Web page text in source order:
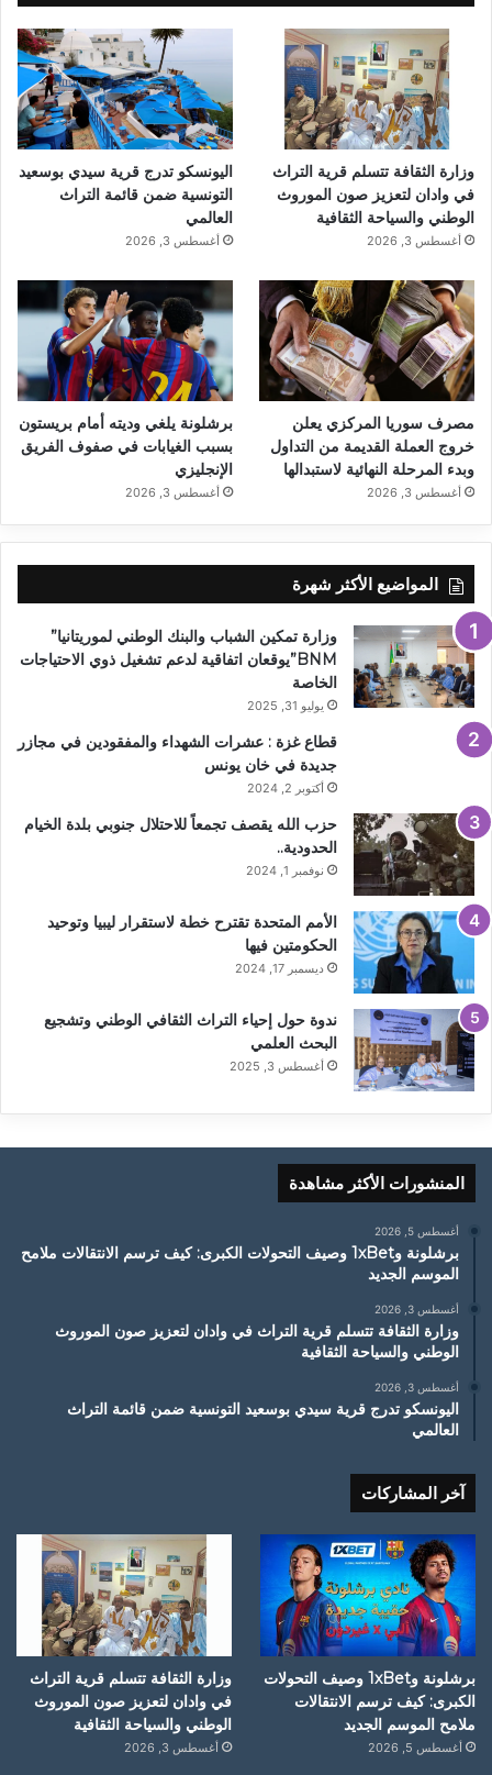
وزارة الثقافة تتسلم قرية التراث
في وادان لتعزيز صون الموروث
الوطني والسياحة الثقافية
أغسطس 3, 2026
اليونسكو تدرج قرية سيدي بوسعيد
التونسية ضمن قائمة التراث
العالمي
أغسطس 3, 2026
مصرف سوريا المركزي يعلن
خروج العملة القديمة من التداول
وبدء المرحلة النهائية لاستبدالها
أغسطس 3, 2026
برشلونة يلغي وديته أمام بريستون
بسبب الغيابات في صفوف الفريق
الإنجليزي
أغسطس 3, 2026
المواضيع الأكثر شهرة
وزارة تمكين الشباب والبنك الوطني لموريتانيا”
BNM”يوقعان اتفاقية لدعم تشغيل ذوي الاحتياجات
الخاصة
يوليو 31, 2025
قطاع غزة : عشرات الشهداء والمفقودين في مجازر
جديدة في خان يونس
أكتوبر 2, 2024
حزب الله يقصف تجمعاً للاحتلال جنوبي بلدة الخيام
الحدودية..
نوفمبر 1, 2024
الأمم المتحدة تقترح خطة لاستقرار ليبيا وتوحيد
الحكومتين فيها
ديسمبر 17, 2024
ندوة حول إحياء التراث الثقافي الوطني وتشجيع
البحث العلمي
أغسطس 3, 2025
المنشورات الأكثر مشاهدة
أغسطس 5, 2026
برشلونة و1xBet وصيف التحولات الكبرى: كيف ترسم الانتقالات ملامح
الموسم الجديد
أغسطس 3, 2026
وزارة الثقافة تتسلم قرية التراث في وادان لتعزيز صون الموروث
الوطني والسياحة الثقافية
أغسطس 3, 2026
اليونسكو تدرج قرية سيدي بوسعيد التونسية ضمن قائمة التراث
العالمي
آخر المشاركات
برشلونة و1xBet وصيف التحولات
الكبرى: كيف ترسم الانتقالات
ملامح الموسم الجديد
أغسطس 5, 2026
وزارة الثقافة تتسلم قرية التراث
في وادان لتعزيز صون الموروث
الوطني والسياحة الثقافية
أغسطس 3, 2026